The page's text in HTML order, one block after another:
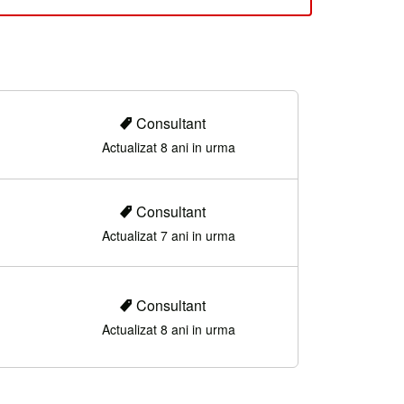
Consultant
Actualizat 8 ani in urma
Consultant
Actualizat 7 ani in urma
Consultant
Actualizat 8 ani in urma